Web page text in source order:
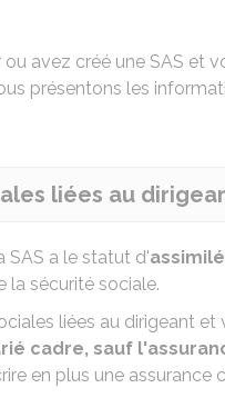
avez créé une SAS et
présentons les
liées au
SAS a le statut d'
la sécurité sociale.
liées au dirigeant et
cadre, sauf
en plus une